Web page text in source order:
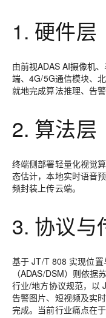
1. 硬件层
由前视ADAS AI摄像机
端、4G/5G通信模块、
就地完成算法推理、告
2. 算法层
终端侧部署轻量化视觉
态估计，本地实时语音
频封装上传云端。
3. 协议与
基于JT/T 808 实现位置
（ADAS/DSM）则依
行业/地方协议规范，以
告警图片、短视频及实
完成。当前行业痛点在于